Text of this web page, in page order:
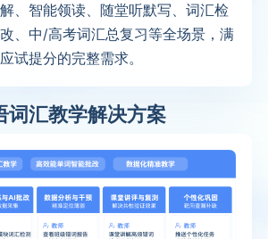
、智能领读、随堂听默写、词汇检
、中/高考词汇总复习等全场景，满
试提分的完整需求。
词汇教学解决方案